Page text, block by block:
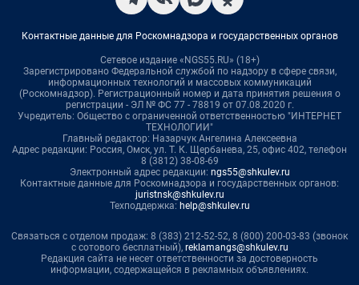
Контактные данные для Роскомнадзора и государственных органов
Сетевое издание «NGS55.RU» (18+)
Зарегистрировано Федеральной службой по надзору в сфере связи,
информационных технологий и массовых коммуникаций
(Роскомнадзор). Регистрационный номер и дата принятия решения о
регистрации - ЭЛ № ФС 77 - 78819 от 07.08.2020 г.
Учредитель: Общество с ограниченной ответственностью "ИНТЕРНЕТ
ТЕХНОЛОГИИ"
Главный редактор: Назарчук Ангелина Алексеевна
Адрес редакции: Россия, Омск, ул. Т. К. Щербанева, 25, офис 402, телефон
8 (3812) 38-08-69
Электронный адрес редакции: ngs55@shkulev.ru
Контактные данные для Роскомнадзора и государственных органов:
juristnsk@shkulev.ru
Техподдержка: help@shkulev.ru
Связаться с отделом продаж: 8 (383) 212-52-52, 8 (800) 200-03-83 (звонок
с сотового бесплатный), reklamangs@shkulev.ru
Редакция сайта не несет ответственности за достоверность
информации, содержащейся в рекламных объявлениях.